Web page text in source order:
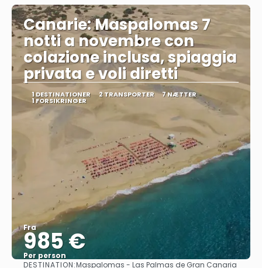
Canarie: Maspalomas 7
notti a novembre con
colazione inclusa, spiaggia
privata e voli diretti
1 DESTINATIONER 2 TRANSPORTER 7 NÆTTER
1 FORSIKRINGER
Fra
985 €
Per person
DESTINATION:Maspalomas - Las Palmas de Gran Canaria